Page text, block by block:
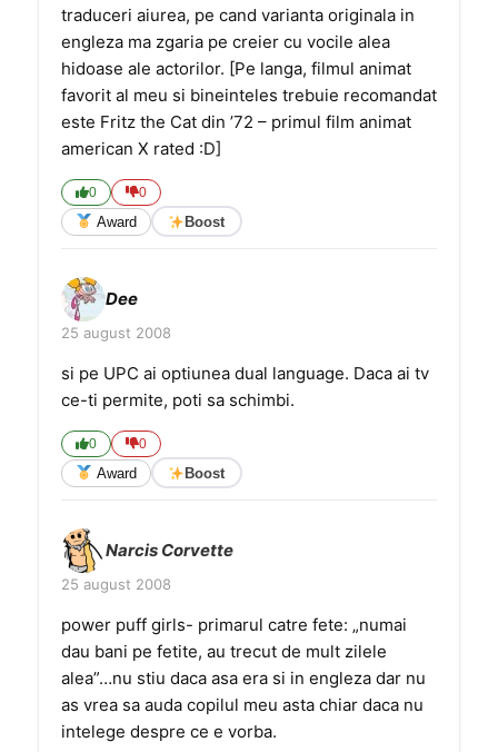
traduceri aiurea, pe cand varianta originala in
engleza ma zgaria pe creier cu vocile alea
hidoase ale actorilor. [Pe langa, filmul animat
favorit al meu si bineinteles trebuie recomandat
este Fritz the Cat din ’72 – primul film animat
american X rated :D]
0 0
Award Boost
Dee
25 august 2008
si pe UPC ai optiunea dual language. Daca ai tv
ce-ti permite, poti sa schimbi.
0 0
Award Boost
Narcis Corvette
25 august 2008
power puff girls- primarul catre fete: „numai
dau bani pe fetite, au trecut de mult zilele
alea”…nu stiu daca asa era si in engleza dar nu
as vrea sa auda copilul meu asta chiar daca nu
intelege despre ce e vorba.